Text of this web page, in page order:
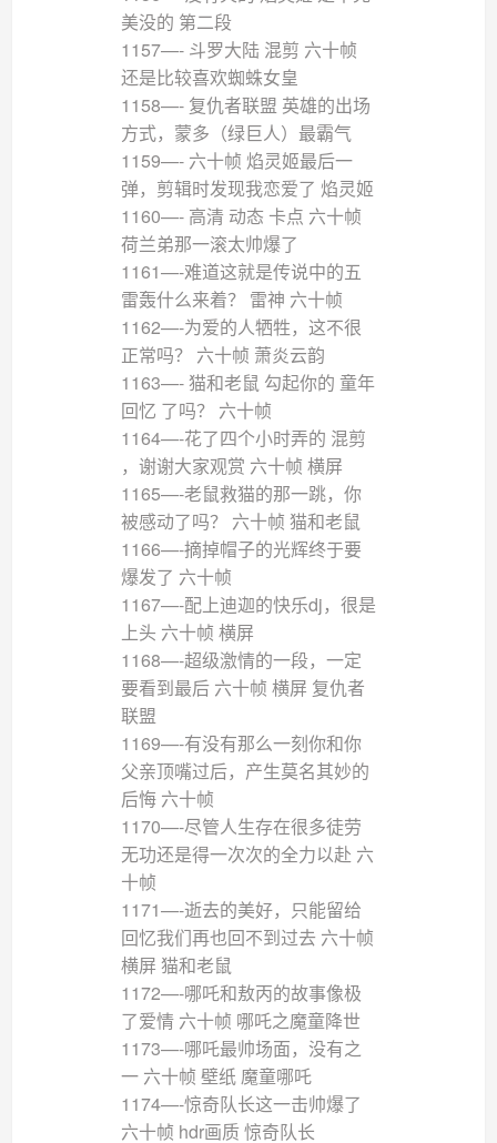
美没的 第二段
1157—- 斗罗大陆 混剪 六十帧
还是比较喜欢蜘蛛女皇
1158—- 复仇者联盟 英雄的出场
方式，蒙多（绿巨人）最霸气
1159—- 六十帧 焰灵姬最后一
弹，剪辑时发现我恋爱了 焰灵姬
1160—- 高清 动态 卡点 六十帧
荷兰弟那一滚太帅爆了
1161—-难道这就是传说中的五
雷轰什么来着？ 雷神 六十帧
1162—-为爱的人牺牲，这不很
正常吗？ 六十帧 萧炎云韵
1163—- 猫和老鼠 勾起你的 童年
回忆 了吗？ 六十帧
1164—-花了四个小时弄的 混剪
，谢谢大家观赏 六十帧 横屏
1165—-老鼠救猫的那一跳，你
被感动了吗？ 六十帧 猫和老鼠
1166—-摘掉帽子的光辉终于要
爆发了 六十帧
1167—-配上迪迦的快乐dj，很是
上头 六十帧 横屏
1168—-超级激情的一段，一定
要看到最后 六十帧 横屏 复仇者
联盟
1169—-有没有那么一刻你和你
父亲顶嘴过后，产生莫名其妙的
后悔 六十帧
1170—-尽管人生存在很多徒劳
无功还是得一次次的全力以赴 六
十帧
1171—-逝去的美好，只能留给
回忆我们再也回不到过去 六十帧
横屏 猫和老鼠
1172—-哪吒和敖丙的故事像极
了爱情 六十帧 哪吒之魔童降世
1173—-哪吒最帅场面，没有之
一 六十帧 壁纸 魔童哪吒
1174—-惊奇队长这一击帅爆了
六十帧 hdr画质 惊奇队长